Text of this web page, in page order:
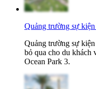
Quảng trường sự
Quảng trường sự
bỏ qua cho du khách
Ocean Park 3.